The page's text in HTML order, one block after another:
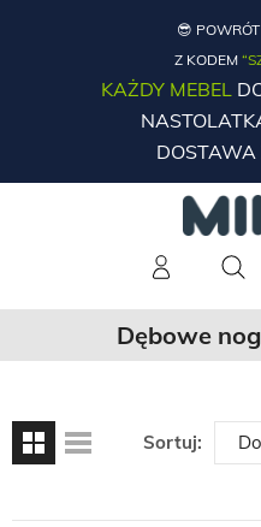
😎
Z KODEM
KAŻDY MEBEL
Dębowe
Sortuj: